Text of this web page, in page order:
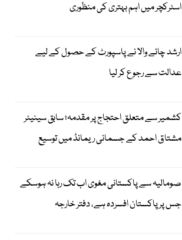
اسٹرکچر میں اہم بہتری کی منظوری
ارشد چائے والا نے پاسپورٹ کے حصول کے لیے
عدالت سے رجوع کر لیا
کشمیر سے متعلق احتجاج پر مقدمہ؛ سابق سینیٹر
مشتاق احمد کے جسمانی ریمانڈ میں توسیع
صومالیہ سے پاکستانی مغوی اب تک رہا نہ ہوسکے
جس پر پاکستان افسردہ ہے، دفتر خارجہ